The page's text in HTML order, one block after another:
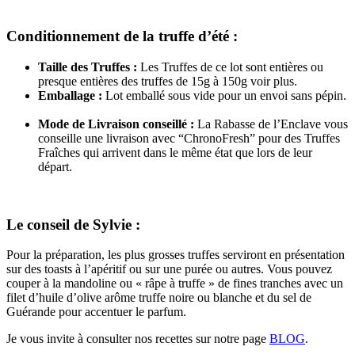
Conditionnement de la truffe d’été :
Taille des Truffes : Les Truffes de ce lot sont entières ou
presque entières des truffes de 15g à 150g voir plus.
Emballage : Lot emballé sous vide pour un envoi sans pépin.
Mode de Livraison conseillé : La Rabasse de l’Enclave vous
conseille une livraison avec “ChronoFresh” pour des Truffes
Fraîches qui arrivent dans le même état que lors de leur
départ.
Le conseil de Sylvie :
Pour la préparation, les plus grosses truffes serviront en présentation
sur des toasts à l’apéritif ou sur une purée ou autres. Vous pouvez
couper à la mandoline ou « râpe à truffe » de fines tranches avec un
filet d’huile d’olive arôme truffe noire ou blanche et du sel de
Guérande pour accentuer le parfum.
Je vous invite à consulter nos recettes sur notre page BLOG.